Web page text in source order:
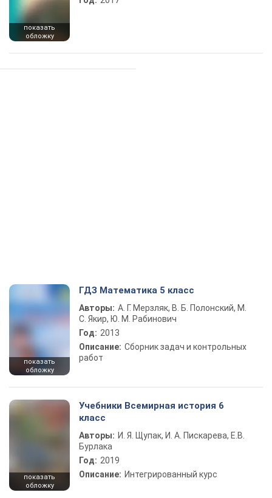
показать
обложку
показать
обложку
ГДЗ Математика 5 класс
Авторы: А. Г. Мерзляк, В. Б. Полонский, М.
С. Якир, Ю. М. Рабинович
Год: 2013
Описание: Сборник задач и контрольных
работ
показать
обложку
Учебники Всемирная история 6
класс
Авторы: И. Я. Щупак, И. А. Пискарева, Е.В.
Бурлака
Год: 2019
Описание: Интегрированный курс